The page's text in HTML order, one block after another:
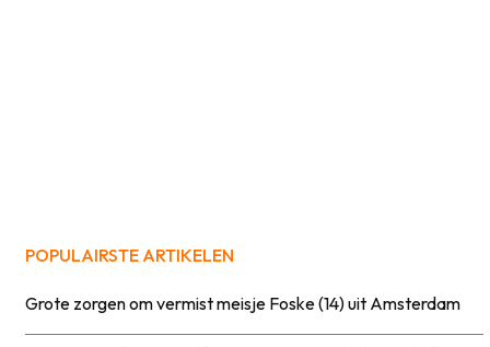
POPULAIRSTE ARTIKELEN
Grote zorgen om vermist meisje Foske (14) uit Amsterdam